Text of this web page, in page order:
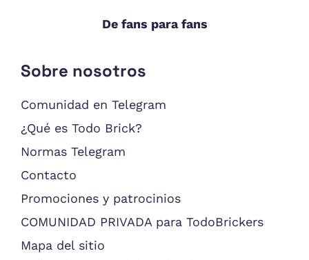
De fans para fans
Sobre nosotros
Comunidad en Telegram
¿Qué es Todo Brick?
Normas Telegram
Contacto
Promociones y patrocinios
COMUNIDAD PRIVADA para TodoBrickers
Mapa del sitio